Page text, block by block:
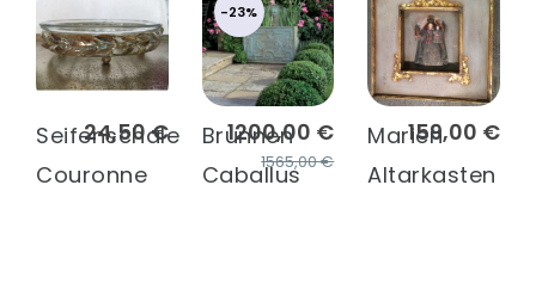
24,50 €
Seifenschale
Couronne
-23%
1200,00 €
1565,00 €
Brunnen
Caballus
159,00 €
Marien
Altarkasten